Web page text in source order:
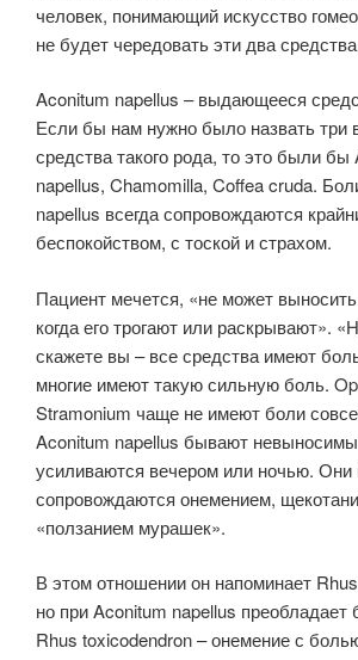
человек, понимающий искусство
не будет чередовать эти два
Aconitum napellus – выдающееся
Если бы нам нужно было назвать
средства такого рода, то это были бы
napellus, Chamomilla, Coffea cruda.
napellus всегда сопровождаются
беспокойством, с тоской и страхом.
Пациент мечется, «не может
когда его трогают или раскрывают».
скажете вы – все средства имеют
многие имеют такую сильную боль.
Stramonium чаще не имеют боли
Aconitum napellus бывают
усиливаются вечером или ночью. Они
сопровождаются онемением,
«ползанием мурашек».
В этом отношении он напоминает
но при Aconitum napellus преобладает
Rhus toxicodendron – онемение с